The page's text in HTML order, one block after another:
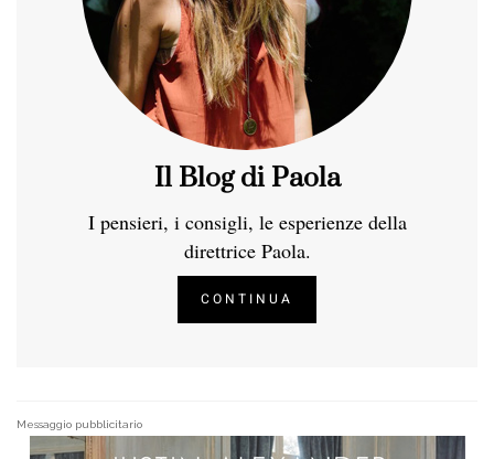
Il Blog di Paola
I pensieri, i consigli, le esperienze della
direttrice Paola.
CONTINUA
Messaggio pubblicitario